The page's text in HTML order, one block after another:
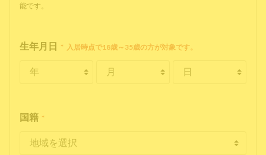
能です。
生年月日 * 入居時点で18歳～35歳の方が対象です。
国籍 *